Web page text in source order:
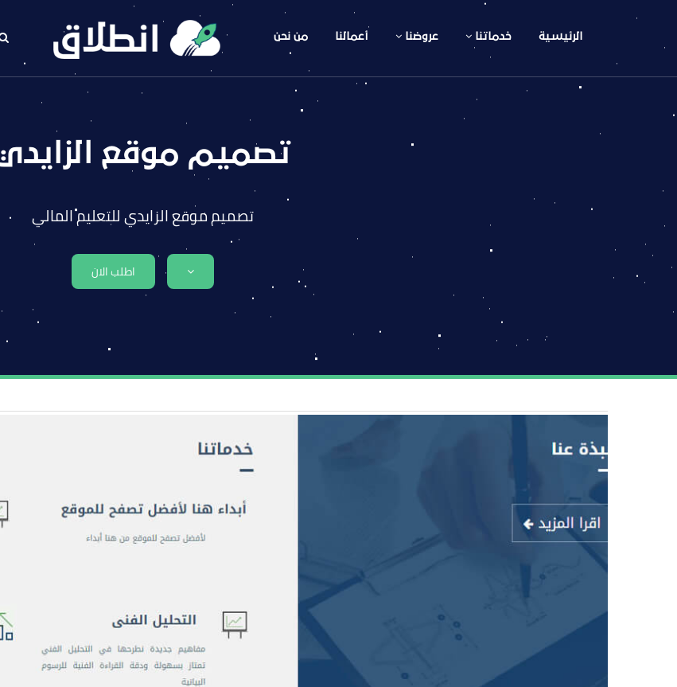
الرئيسية خدماتنا عروضنا أعمالنا من نحن
تصميم موقع الزايدي
تصميم موقع الزايدي للتعليم المالي
اطلب الان